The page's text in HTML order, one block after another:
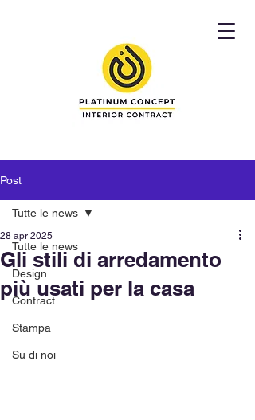
Post
Tutte le news
Design
Contract
Stampa
Su di noi
Tutte le news
Gli stili di arredamento
più usati per la casa
28 apr 2025